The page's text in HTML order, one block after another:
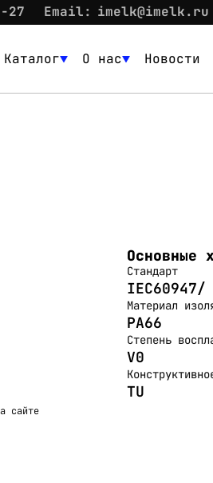
27 Email: imelk@imelk.ru
Каталог О нас Новости
сайте
Основные
Стандарт
IEC60947/
Материал
PA66
Степень
V0
TU